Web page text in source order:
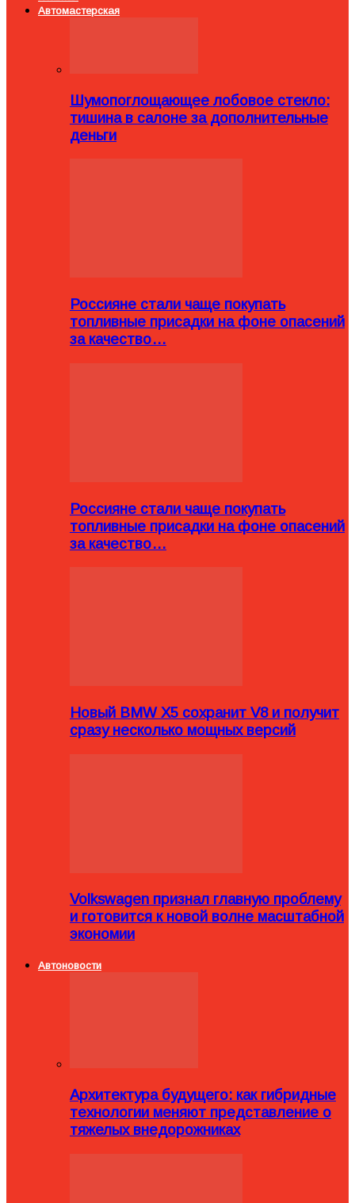
Автомастерская
Шумопоглощающее лобовое стекло:
тишина в салоне за дополнительные
деньги
Россияне стали чаще покупать
топливные присадки на фоне опасений
за качество…
Россияне стали чаще покупать
топливные присадки на фоне опасений
за качество…
Новый BMW X5 сохранит V8 и получит
сразу несколько мощных версий
Volkswagen признал главную проблему
и готовится к новой волне масштабной
экономии
Автоновости
Архитектура будущего: как гибридные
технологии меняют представление о
тяжелых внедорожниках